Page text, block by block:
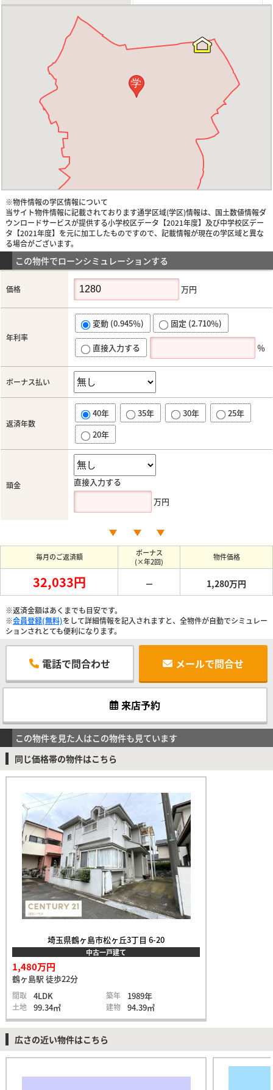
学
※物件情報の学区情報について
当サイト物件情報に記載されております通学区域(学区)情報は、国土数値情報ダ
ウンロードサービスが提供する小学校区データ【2021年度】及び中学校区デー
タ【2021年度】を元に加工したものですので、記載情報が現在の学区域と異な
る場合がございます。
この物件でローンシミュレーションする
価格 万円
年利率
変動 (0.945％) 固定 (2.710％)
直接入力する ％
ボーナス払い
返済年数
40年 35年 30年
25年
20年
頭金
直接入力する
万円
毎月のご返済額
ボーナス
(×年2回)
物件価格
32,033円 － 1,280万円
※返済金額はあくまでも目安です。
※会員登録(無料)をして詳細情報を記入されますと、全物件が自動でシミュレー
ションされとても便利になります。
電話で問合わせ メールで問合せ
来店予約
この物件を見た人はこの物件も見ています
同じ価格帯の物件はこちら
埼玉県鶴ヶ島市松ヶ丘3丁目 6-20
中古一戸建て
1,480万円
鶴ヶ島駅 徒歩22分
間取 4LDK 築年 1989年
土地 99.34㎡ 建物 94.39㎡
広さの近い物件はこちら